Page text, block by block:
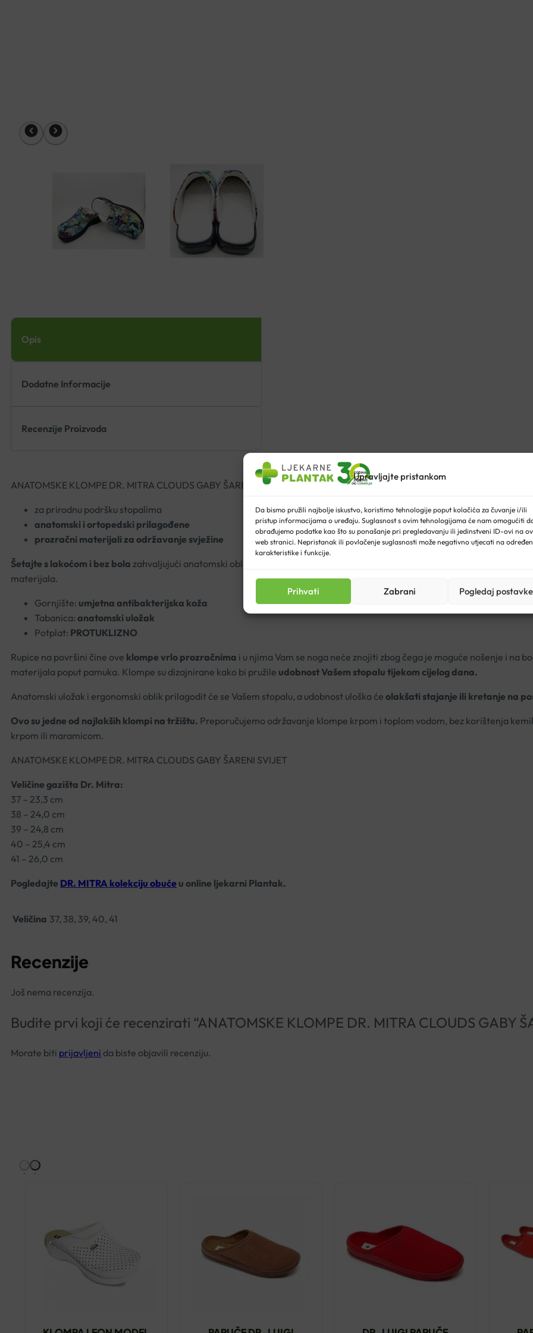
Upravljajte pristankom
Da bismo pružili najbolje iskustvo, koristimo tehnologije poput kolačića za čuvanje i/ili
pristup informacijama o uređaju. Suglasnost s ovim tehnologijama će nam omogućiti
obrađujemo podatke kao što su ponašanje pri pregledavanju ili jedinstveni ID-ovi na
web stranici. Nepristanak ili povlačenje suglasnosti može negativno utjecati na
karakteristike i funkcije.
Prihvati Zabrani Pogledaj postavke
Opis
Dodatne Informacije
Recenzije Proizvoda
ANATOMSKE KLOMPE DR. MITRA CLOUDS GABY ŠARENI SVIJET
za prirodnu podršku stopalima
anatomski i ortopedski prilagođene
prozračni materijali za održavanje svježine
Šetajte s lakoćom i bez bola zahvaljujući anatomski oblikovanim ulošcima koji pružaju dodatnu podršku svakom koraku.
materijala.
Gornjište: umjetna antibakterijska koža
Tabanica: anatomski uložak
Potplat: PROTUKLIZNO
Rupice na površini čine ove klompe vrlo prozračnima i u njima Vam se noga neće znojiti zbog čega je moguće nošenje i na
materijala poput pamuka. Klompe su dizajnirane kako bi pružile udobnost Vašem stopalu tijekom cijelog dana.
Anatomski uložak i ergonomski oblik prilagodit će se Vašem stopalu, a udobnost uloška će olakšati stajanje ili kretanje na
Ovo su jedne od najlakših klompi na tržištu. Preporučujemo održavanje klompe krpom i toplom vodom, bez korištenja
krpom ili maramicom.
ANATOMSKE KLOMPE DR. MITRA CLOUDS GABY ŠARENI SVIJET
Veličine gazišta Dr. Mitra:
37 – 23,3 cm
38 – 24,0 cm
39 – 24,8 cm
40 – 25,4 cm
41 – 26,0 cm
Pogledajte DR. MITRA kolekciju obuće u online ljekarni Plantak.
Veličina 37, 38, 39, 40, 41
Recenzije
Još nema recenzija.
Budite prvi koji će recenzirati “ANATOMSKE KLOMPE DR. MITRA CLOUDS GABY
Morate biti prijavljeni da biste objavili recenziju.